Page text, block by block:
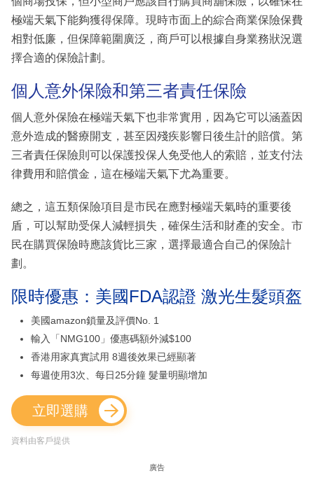
極端天氣下能夠獲得保障。現時市面上的綜合商業保險保費
相對低廉，但保障範圍廣泛，商戶可以根據自身業務狀況選
擇合適的保險計劃。
個人意外保險和第三者責任保險
個人意外保險在極端天氣下也非常實用，因為它可以涵蓋因
意外造成的醫療開支，甚至因殘疾影響日後生計的賠償。第
三者責任保險則可以保護投保人免受他人的索賠，並支付法
律費用和賠償金，這在極端天氣下尤為重要。
總之，這五類保險項目是市民在應對極端天氣時的重要後
盾，可以幫助受保人減輕損失，確保生活和財產的安全。市
民在購買保險時應該貨比三家，選擇最適合自己的保險計
劃。
限時優惠：美國FDA認證 激光生髮頭盔
美國amazon鎖量及評價No. 1
輸入「NMG100」優惠碼額外減$100
香港用家真實試用 8週後效果已經顯著
每週使用3次、每日25分鐘 髮量明顯增加
立即選購
資料由客戶提供
廣告